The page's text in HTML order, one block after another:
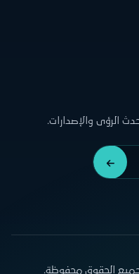
الرؤى والإصدارات.